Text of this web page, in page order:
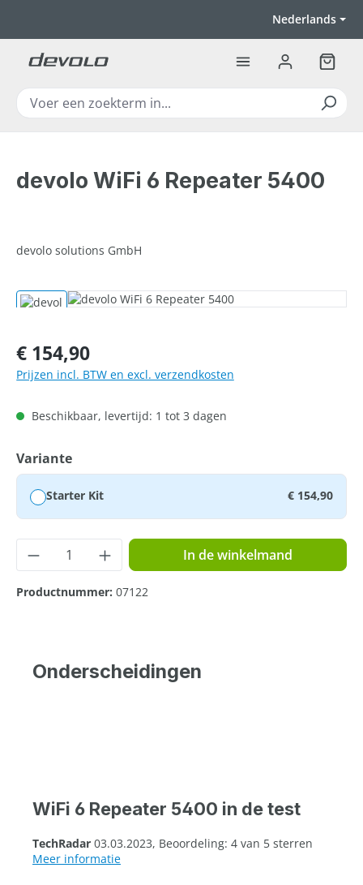
Nederlands
devolo WiFi 6 Repeater 5400
devolo solutions GmbH
Afbeeldingengalerij overslaan
Normale prijs:
€ 154,90
Prijzen incl. BTW en excl. verzendkosten
Beschikbaar, levertijd: 1 tot 3 dagen
Selecteer
Variante
Starter Kit € 154,90
Producthoeveelheid: Voer de gewenste
In de winkelmand
Productnummer: 07122
Onderscheidingen
WiFi 6 Repeater 5400 in de test
TechRadar 03.03.2023, Beoordeling: 4 van 5 sterren
Meer informatie